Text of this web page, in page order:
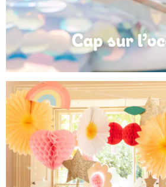
Anniversaire Mer et Océan